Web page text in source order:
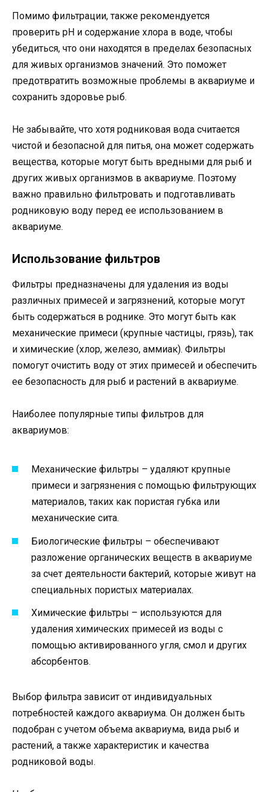
Помимо фильтрации, также рекомендуется
проверить pH и содержание хлора в воде, чтобы
убедиться, что они находятся в пределах безопасных
для живых организмов значений. Это поможет
предотвратить возможные проблемы в аквариуме и
сохранить здоровье рыб.
Не забывайте, что хотя родниковая вода считается
чистой и безопасной для питья, она может содержать
вещества, которые могут быть вредными для рыб и
других живых организмов в аквариуме. Поэтому
важно правильно фильтровать и подготавливать
родниковую воду перед ее использованием в
аквариуме.
Использование фильтров
Фильтры предназначены для удаления из воды
различных примесей и загрязнений, которые могут
быть содержаться в роднике. Это могут быть как
механические примеси (крупные частицы, грязь), так
и химические (хлор, железо, аммиак). Фильтры
помогут очистить воду от этих примесей и обеспечить
ее безопасность для рыб и растений в аквариуме.
Наиболее популярные типы фильтров для
аквариумов:
Механические фильтры – удаляют крупные
примеси и загрязнения с помощью фильтрующих
материалов, таких как пористая губка или
механические сита.
Биологические фильтры – обеспечивают
разложение органических веществ в аквариуме
за счет деятельности бактерий, которые живут на
специальных пористых материалах.
Химические фильтры – используются для
удаления химических примесей из воды с
помощью активированного угля, смол и других
абсорбентов.
Выбор фильтра зависит от индивидуальных
потребностей каждого аквариума. Он должен быть
подобран с учетом объема аквариума, вида рыб и
растений, а также характеристик и качества
родниковой воды.